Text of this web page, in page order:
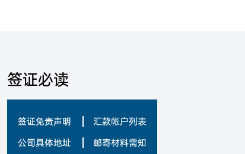
香港
签证必读
签证免责声明
汇款帐户列表
公司具体地址
邮寄材料需知